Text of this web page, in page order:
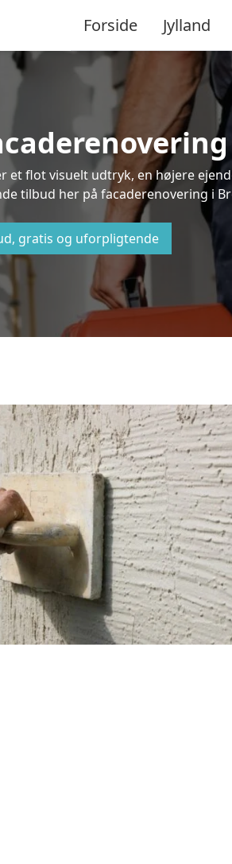
Forside Jylland
et flot visuelt udtryk, en højere
tilbud her på facaderenovering i
gratis og uforpligtende